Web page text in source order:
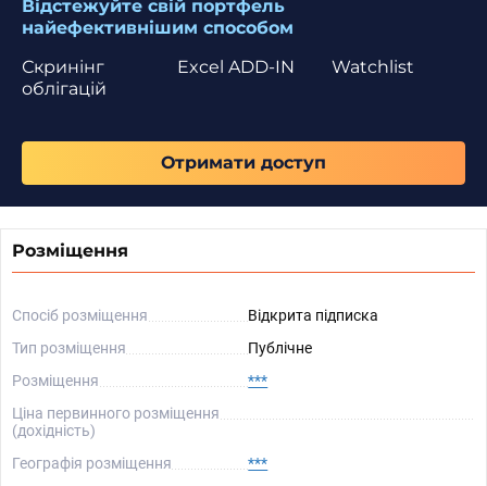
Відстежуйте свій портфель
найефективнішим способом
Скринінг
облігацій
Watchlist
Excel ADD-IN
Отримати доступ
Розміщення
Спосіб розміщення
Відкрита підписка
Тип розміщення
Публічне
Розміщення
***
Ціна первинного розміщення
(дохідність)
Географія розміщення
***